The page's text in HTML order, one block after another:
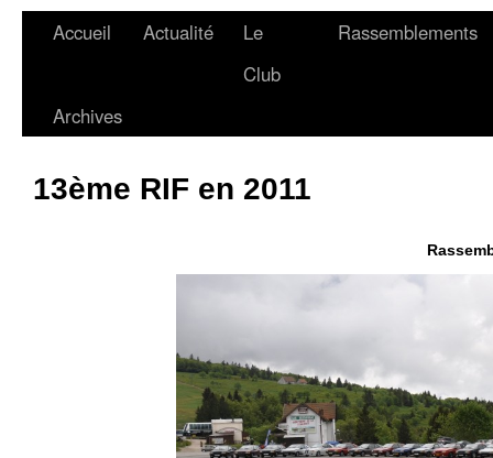
Accueil Actualité
Le
Club
Rassemblements
Archives
13ème RIF en 2011